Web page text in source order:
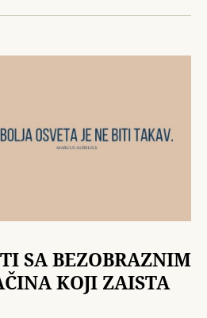
SA BEZOBRAZNIM
KOJI ZAISTA